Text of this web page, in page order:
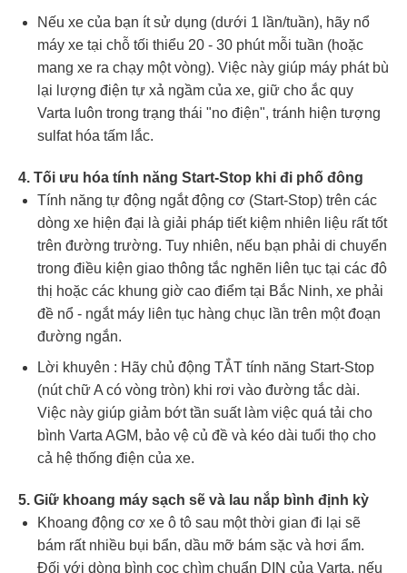
Nếu xe của bạn ít sử dụng (dưới 1 lần/tuần), hãy nổ
máy xe tại chỗ tối thiểu 20 - 30 phút mỗi tuần (hoặc
mang xe ra chạy một vòng). Việc này giúp máy phát bù
lại lượng điện tự xả ngầm của xe, giữ cho ắc quy
Varta luôn trong trạng thái "no điện", tránh hiện tượng
sulfat hóa tấm lắc.
4. Tối ưu hóa tính năng Start-Stop khi đi phố đông
Tính năng tự động ngắt động cơ (Start-Stop) trên các
dòng xe hiện đại là giải pháp tiết kiệm nhiên liệu rất tốt
trên đường trường. Tuy nhiên, nếu bạn phải di chuyển
trong điều kiện giao thông tắc nghẽn liên tục tại các đô
thị hoặc các khung giờ cao điểm tại Bắc Ninh, xe phải
đề nổ - ngắt máy liên tục hàng chục lần trên một đoạn
đường ngắn.
Lời khuyên : Hãy chủ động TẮT tính năng Start-Stop
(nút chữ A có vòng tròn) khi rơi vào đường tắc dài.
Việc này giúp giảm bớt tần suất làm việc quá tải cho
bình Varta AGM, bảo vệ củ đề và kéo dài tuổi thọ cho
cả hệ thống điện của xe.
5. Giữ khoang máy sạch sẽ và lau nắp bình định kỳ
Khoang động cơ xe ô tô sau một thời gian đi lại sẽ
bám rất nhiều bụi bẩn, dầu mỡ bám sặc và hơi ẩm.
Đối với dòng bình cọc chìm chuẩn DIN của Varta, nếu